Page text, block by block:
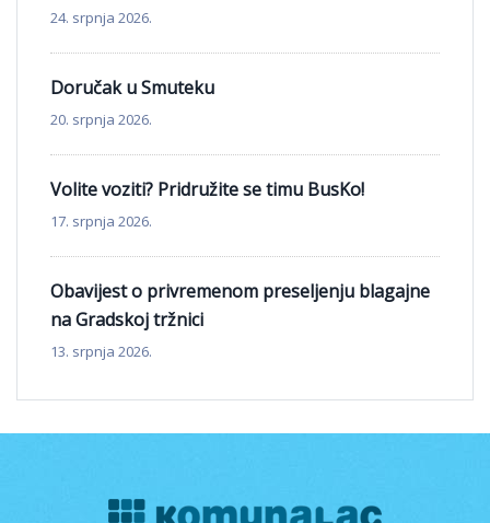
24. srpnja 2026.
Doručak u Smuteku
20. srpnja 2026.
Volite voziti? Pridružite se timu BusKo!
17. srpnja 2026.
Obavijest o privremenom preseljenju blagajne
na Gradskoj tržnici
13. srpnja 2026.